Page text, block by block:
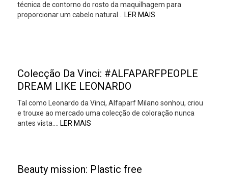
técnica de contorno do rosto da maquilhagem para
proporcionar um cabelo natural…
LER MAIS
Colecção Da Vinci: #ALFAPARFPEOPLE
DREAM LIKE LEONARDO
Tal como Leonardo da Vinci, Alfaparf Milano sonhou, criou
e trouxe ao mercado uma colecção de coloração nunca
antes vista….
LER MAIS
Beauty mission: Plastic free